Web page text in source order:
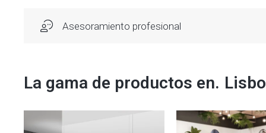
Asesoramiento profesional
La gama de productos en.